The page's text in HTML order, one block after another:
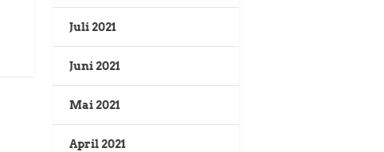
Juli 2021
Juni 2021
Mai 2021
April 2021